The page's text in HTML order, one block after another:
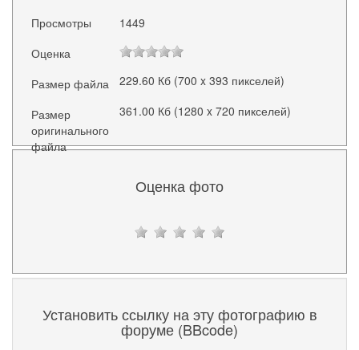
Просмотры
1449
Оценка
Размер файла
229.60 Кб (700 x 393 пикселей)
Размер
оригинального
файла
361.00 Кб (1280 x 720 пикселей)
Оценка фото
Установить ссылку на эту фотографию в
форуме (BBcode)